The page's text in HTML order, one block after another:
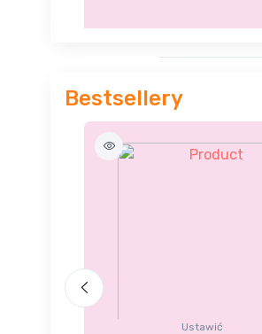
Bestsellery
Ustawić